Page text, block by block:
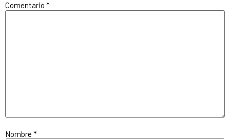
Comentario *
Nombre *